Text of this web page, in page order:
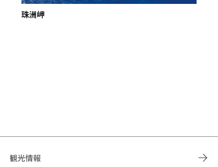
珠洲岬
観光情報